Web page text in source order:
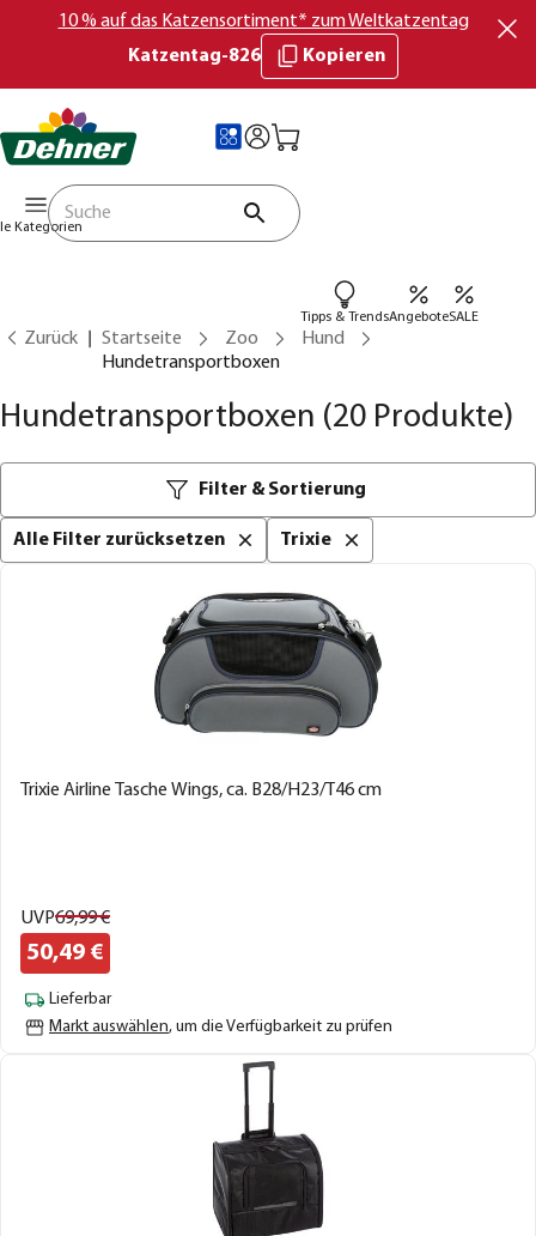
10 % auf das Katzensortiment* zum Weltkatzentag
Katzentag-826
Kopieren
Kategorien
Tipps & TrendsAngeboteSALE
Zurück Startseite Zoo
Hund
Hundetransportboxen
Hundetransportboxen (20 Produkte)
Filter & Sortierung
Alle Filter zurücksetzen Trixie
Trixie Airline Tasche Wings, ca. B28/H23/T46 cm
UVP69,99€
50,49 €
Lieferbar
Markt auswählen, um die Verfügbarkeit zu prüfen